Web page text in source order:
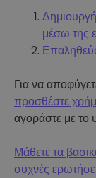
μέσω της
Για να
προσθέστε
αγοράστε με
Μάθετε τα
συχνές